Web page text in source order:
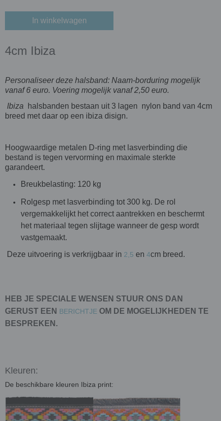
In winkelwagen
4cm Ibiza
Personaliseer deze halsband: Naam-borduring mogelijk
vanaf 6 euro. Voering mogelijk vanaf 2,50 euro.
Ibiza
halsbanden bestaan uit 3 lagen nylon band van 4cm
breed met daar op een ibiza disign.
Hoogwaardige metalen D-ring met lasverbinding die
bestand is tegen vervorming en maximale sterkte
garandeert.
Breukbelasting: 120 kg
Rolgesp met lasverbinding tot 300 kg. De rol
vergemakkelijkt het correct aantrekken en beschermt
het materiaal tegen slijtage wanneer de gesp wordt
vastgemaakt.
Deze uitvoering is verkrijgbaar in 2,5 en 4cm breed.
HEB JE SPECIALE WENSEN STUUR ONS DAN
GERUST EEN BERICHTJE OM DE MOGELIJKHEDEN TE
BESPREKEN.
Kleuren:
De beschikbare kleuren Ibiza print: